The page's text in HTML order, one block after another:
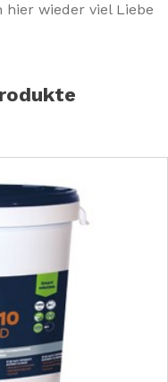
hier wieder viel Liebe